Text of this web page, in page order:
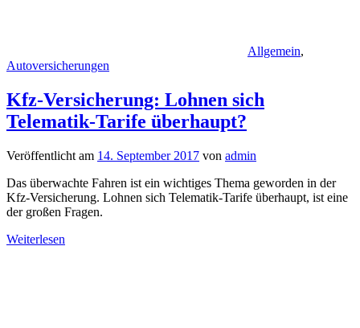
Allgemein,
Autoversicherungen
Kfz-Versicherung: Lohnen sich
Telematik-Tarife überhaupt?
Veröffentlicht am 14. September 2017 von admin
Das überwachte Fahren ist ein wichtiges Thema geworden in der
Kfz-Versicherung. Lohnen sich Telematik-Tarife überhaupt, ist eine
der großen Fragen.
Weiterlesen